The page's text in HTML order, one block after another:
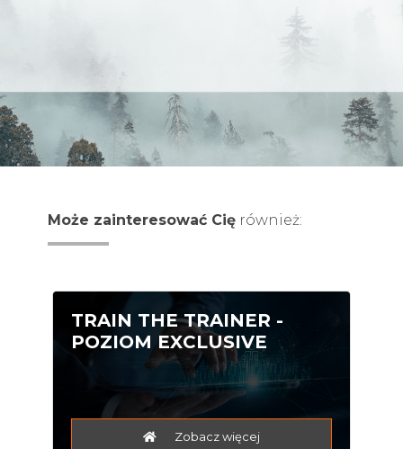
Może zainteresować Cię również:
TRAIN THE TRAINER -
POZIOM EXCLUSIVE
Zobacz więcej